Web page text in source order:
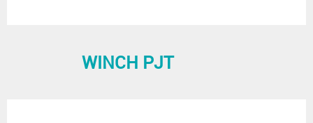
WINCH PJT